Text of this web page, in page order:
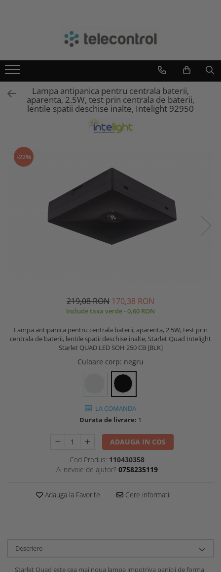
Toate Produsele
Evacuare
Baterii pentru kit de emergenta
Continuarea lucrului
Continuarea lucrului extraluminos
Kit emergenta lampi fluorescente
Centrala de baterii
Teletask
Intelight
Hikvision
Lampa antipanica pentru centrala baterii,
aparenta, 2.5W, test prin centrala de baterii,
lentile spatii deschise inalte, Intelight 92950
-22%
219,08 RON 170,38 RON
Include taxa verde - 0,60 RON
Lampa antipanica pentru centrala baterii, aparenta, 2.5W, test prin
centrala de baterii, lentile spatii deschise inalte, Starlet Quad Intelight
Starlet QUAD LED SOH 250 CB [BLK]
Culoare corp: negru
LA COMANDA
Durata de livrare: 1
ADAUGA IN COS
Cod Produs: 110430358
Ai nevoie de ajutor? 0758235119
Adauga la Favorite Cere informatii
Descriere
Starlet Quad este cea mai noua lampa impotriva panicii de forma